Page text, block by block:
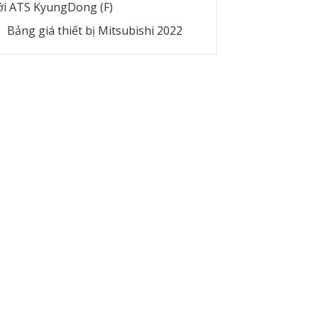
ATS KyungDong (F)
Bảng giá thiết bị Mitsubishi 2022